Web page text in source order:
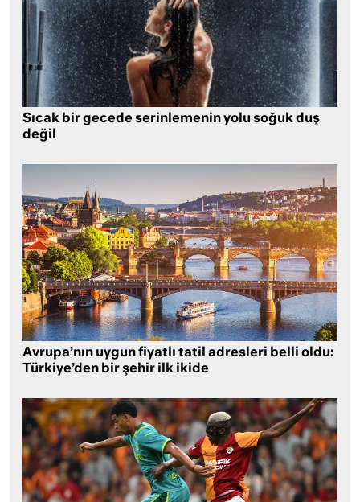
Sıcak bir gecede serinlemenin yolu soğuk duş
değil
Avrupa’nın uygun fiyatlı tatil adresleri belli oldu:
Türkiye’den bir şehir ilk ikide